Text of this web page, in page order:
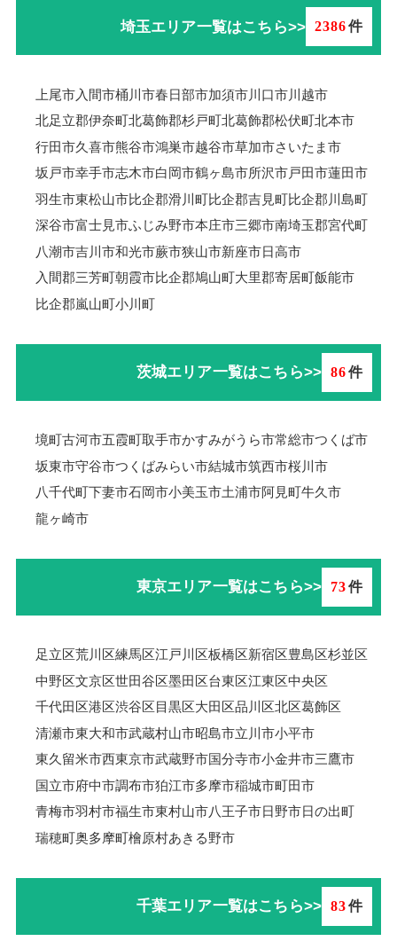
埼玉エリア一覧はこちら>> 2386件
上尾市入間市桶川市春日部市加須市川口市川越市
北足立郡伊奈町北葛飾郡杉戸町北葛飾郡松伏町北本市
行田市久喜市熊谷市鴻巣市越谷市草加市さいたま市
坂戸市幸手市志木市白岡市鶴ヶ島市所沢市戸田市蓮田市
羽生市東松山市比企郡滑川町比企郡吉見町比企郡川島町
深谷市富士見市ふじみ野市本庄市三郷市南埼玉郡宮代町
八潮市吉川市和光市蕨市狭山市新座市日高市
入間郡三芳町朝霞市比企郡鳩山町大里郡寄居町飯能市
比企郡嵐山町小川町
茨城エリア一覧はこちら>> 86件
境町古河市五霞町取手市かすみがうら市常総市つくば市
坂東市守谷市つくばみらい市結城市筑西市桜川市
八千代町下妻市石岡市小美玉市土浦市阿見町牛久市
龍ヶ崎市
東京エリア一覧はこちら>> 73件
足立区荒川区練馬区江戸川区板橋区新宿区豊島区杉並区
中野区文京区世田谷区墨田区台東区江東区中央区
千代田区港区渋谷区 目黒区大田区品川区北区葛飾区
清瀬市東大和市武蔵村山市昭島市立川市小平市
東久留米市西東京市武蔵野市国分寺市小金井市三鷹市
国立市府中市調布市狛江市多摩市稲城市町田市
青梅市羽村市福生市東村山市八王子市日野市日の出町
瑞穂町奥多摩町檜原村あきる野市
千葉エリア一覧はこちら>> 83件